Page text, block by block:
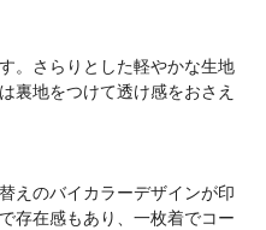
。さらりとした軽やかな生地
裏地をつけて透け感をおさえ
えのバイカラーデザインが印
存在感もあり、一枚着でコー